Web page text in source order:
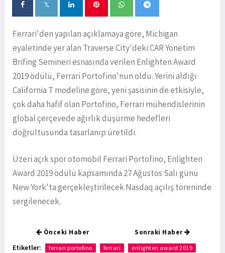
Ferrari'den yapılan açıklamaya göre, Michigan
eyaletinde yer alan Traverse City'deki CAR Yönetim
Brifing Semineri esnasında verilen Enlighten Award
2019 ödülü, Ferrari Portofino'nun oldu. Yerini aldığı
California T modeline göre, yeni şasisinin de etkisiyle,
çok daha hafif olan Portofino, Ferrari mühendislerinin
global çerçevede ağırlık düşürme hedefleri
doğrultusunda tasarlanıp üretildi.
Üzeri açık spor otomobil Ferrari Portofino, Enlighten
Award 2019 ödülü kapsamında 27 Ağustos Salı günü
New York'ta gerçekleştirilecek Nasdaq açılış töreninde
sergilenecek.
Önceki Haber Sonraki Haber
Etiketler: ferrari portofino ferrari enlighten award 2019